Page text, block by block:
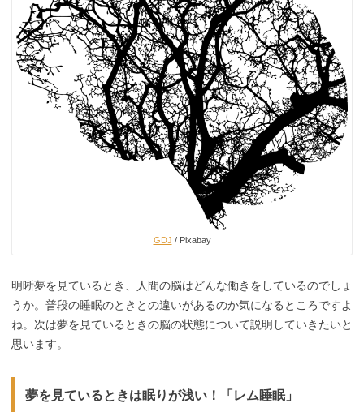
GDJ / Pixabay
明晰夢を見ているとき、人間の脳はどんな働きをしているのでしょ
うか。普段の睡眠のときとの違いがあるのか気になるところですよ
ね。次は夢を見ているときの脳の状態について説明していきたいと
思います。
夢を見ているときは眠りが浅い！「レム睡眠」